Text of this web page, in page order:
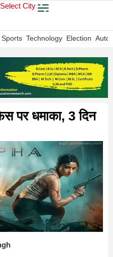
Select City
Sports Technology Election Auto
पर धमाका, 3 दिन